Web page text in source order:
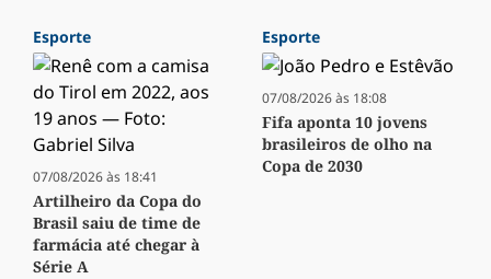
Esporte
07/08/2026 às 18:41
Artilheiro da Copa do
Brasil saiu de time de
farmácia até chegar à
Série A
Esporte
07/08/2026 às 18:08
Fifa aponta 10 jovens
brasileiros de olho na
Copa de 2030